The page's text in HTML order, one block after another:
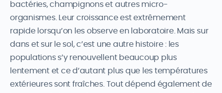
bactéries, champignons et autres micro-
organismes. Leur croissance est extrêmement
rapide lorsqu’on les observe en laboratoire. Mais sur
dans et sur le sol, c’est une autre histoire : les
populations s’y renouvellent beaucoup plus
lentement et ce d’autant plus que les températures
extérieures sont fraîches. Tout dépend également de